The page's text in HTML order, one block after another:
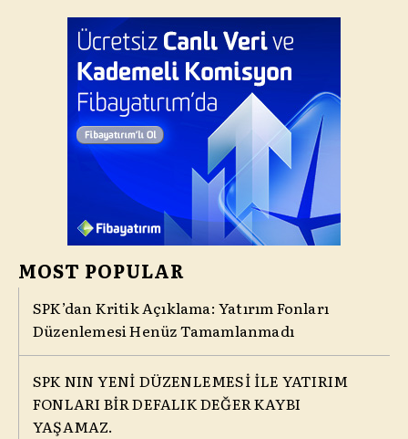
MOST POPULAR
SPK’dan Kritik Açıklama: Yatırım Fonları
Düzenlemesi Henüz Tamamlanmadı
SPK NIN YENİ DÜZENLEMESİ İLE YATIRIM
FONLARI BİR DEFALIK DEĞER KAYBI
YAŞAMAZ.